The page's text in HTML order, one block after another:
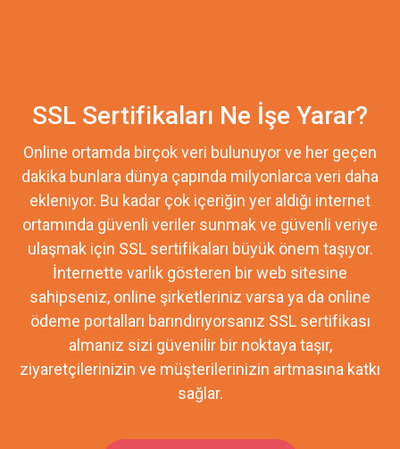
SSL Sertifikaları Ne İşe Yarar?
Online ortamda birçok veri bulunuyor ve her geçen
dakika bunlara dünya çapında milyonlarca veri daha
ekleniyor. Bu kadar çok içeriğin yer aldığı internet
ortamında güvenli veriler sunmak ve güvenli veriye
ulaşmak için SSL sertifikaları büyük önem taşıyor.
İnternette varlık gösteren bir web sitesine
sahipseniz, online şirketleriniz varsa ya da online
ödeme portalları barındırıyorsanız SSL sertifikası
almanız sizi güvenilir bir noktaya taşır,
ziyaretçilerinizin ve müşterilerinizin artmasına katkı
sağlar.